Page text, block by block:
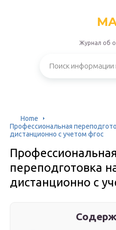
Журнал об
Home
Профессиональная
дистанционно с учетом фгос
Профессиональная
переподготовка
дистанционно с